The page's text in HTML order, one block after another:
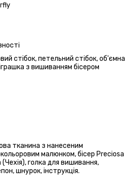
стібок, петельний стібок, об'ємна
з вишиванням бісером
тканина з нанесеним
малюнком, бісер Preciosa
(Чехія), голка для вишивання,
шнурок, інструкція.